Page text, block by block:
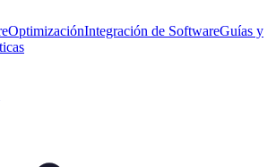
OptimizaciónIntegración de SoftwareGuías y